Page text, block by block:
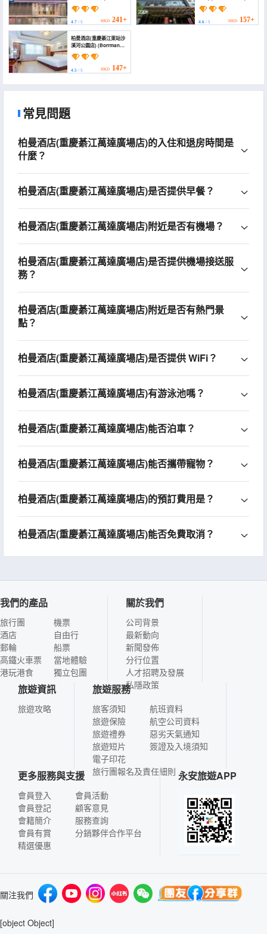
(Lavande Hotel)
4.7 / 5 HKD 241+ 4.6/ 5 HKD 157+
柏曼酒店(重慶綦江東站沙
溪河公園店) (Borrman
Hotel (Chongqing
Qijiang East Station
Shaxihe Park Store))
4.5 / 5 HKD 147+
常見問題
柏曼酒店(重慶綦江萬達廣場店)的入住和退房時間是
什麼？
柏曼酒店(重慶綦江萬達廣場店)是否提供早餐？
柏曼酒店(重慶綦江萬達廣場店)附近是否有機場？
柏曼酒店(重慶綦江萬達廣場店)是否提供機場接送服
務？
柏曼酒店(重慶綦江萬達廣場店)附近是否有熱門景
點？
柏曼酒店(重慶綦江萬達廣場店)是否提供 WiFi？
柏曼酒店(重慶綦江萬達廣場店)有游泳池嗎？
柏曼酒店(重慶綦江萬達廣場店)能否泊車？
柏曼酒店(重慶綦江萬達廣場店)能否攜帶寵物？
柏曼酒店(重慶綦江萬達廣場店)的預訂費用是？
柏曼酒店(重慶綦江萬達廣場店)能否免費取消？
我們的產品
旅行團
酒店
郵輪
高鐵火車票
港玩港食
機票
自由行
船票
當地體驗
獨立包團
關於我們
公司背景
最新動向
新聞發佈
分行位置
人才招聘及發展
私隱政策
旅遊資訊
旅遊攻略
旅遊服務
旅客須知
旅遊保險
旅遊禮券
旅遊短片
電子印花
航班資料
航空公司資料
惡劣天氣通知
簽證及入境須知
旅行團報名及責任細則
更多服務與支援
會員登入
會員登記
會籍簡介
會員有賞
精選優惠
會員活動
顧客意見
服務查詢
分銷夥伴合作平台
永安旅遊APP
關注我們
[object Object]